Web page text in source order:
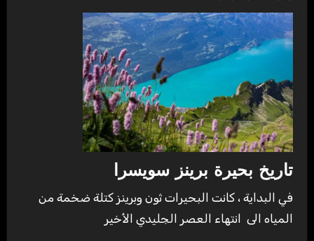
تاريخ بحيرة برينز سويسرا
في البداية ، كانت البحيرات ثون وبرينز كتلة ضخمة من
المياه الى انتهاء العصر الجليدي الأخير